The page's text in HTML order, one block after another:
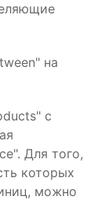
на
с
Для того,
которых
можно